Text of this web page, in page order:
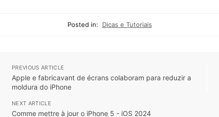
Posted in: Dicas e Tutoriais
PREVIOUS ARTICLE
Apple e fabricavant de écrans colaboram para reduzir a
moldura do iPhone
NEXT ARTICLE
Comme mettre à jour o iPhone 5 - iOS 2024